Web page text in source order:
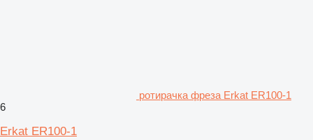
ротирачка фреза Erkat ER100-1
6
Erkat ER100-1